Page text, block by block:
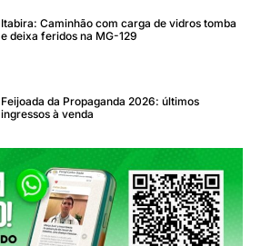
Itabira: Caminhão com carga de vidros tomba
e deixa feridos na MG-129
Feijoada da Propaganda 2026: últimos
ingressos à venda